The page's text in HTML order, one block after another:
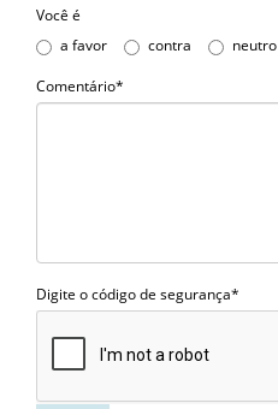
Você é
a favor
contra neutro
Comentário*
Digite o código de segurança*